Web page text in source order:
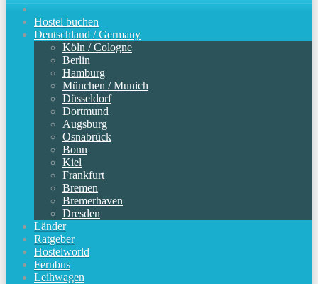
Hostel buchen
Deutschland / Germany
Köln / Cologne
Berlin
Hamburg
München / Munich
Düsseldorf
Dortmund
Augsburg
Osnabrück
Bonn
Kiel
Frankfurt
Bremen
Bremerhaven
Dresden
Länder
Ratgeber
Hostelworld
Fernbus
Leihwagen